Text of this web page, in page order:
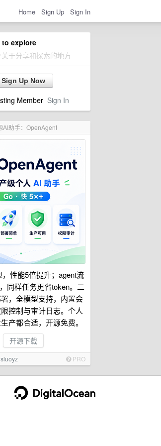
Home Sign Up Sign In
to explore
于分享和探索的地方
Sign Up Now
Member Sign In
AI助手：OpenAgent
性能5倍提升；agent流
同样任务更省token。二
，全模型支持，内置会
控制与审计日志。个人
产都合适，开源免费。
开源下载
PRO